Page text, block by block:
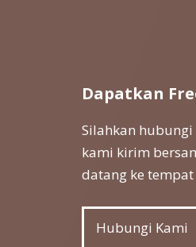
Dapatkan
Silahkan
kami kirim
datang ke
Hubungi Kami